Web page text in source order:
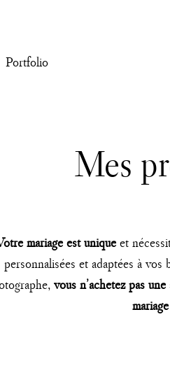
Portfolio
Mes
mariage est uniqueet
personnalisées et adaptées à
vous n’achetez pas